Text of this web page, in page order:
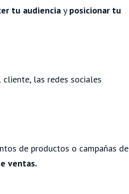
tu audiencia y posicionar tu
las redes sociales
de productos o campañas de
ventas.